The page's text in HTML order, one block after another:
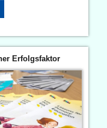
Erfolgsfaktor